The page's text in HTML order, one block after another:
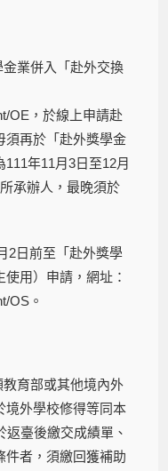
業併入「赴外交換
OE，於線上申請赴
須再於「赴外獎學金
年11月3日至12月
承辦人，最晚須於
2日前至「赴外獎學
用）申請，網址：
OS 。
育部或其他境內外
境外學校修得等同本
臺後繳交成績單、
件者，須繳回獲補助